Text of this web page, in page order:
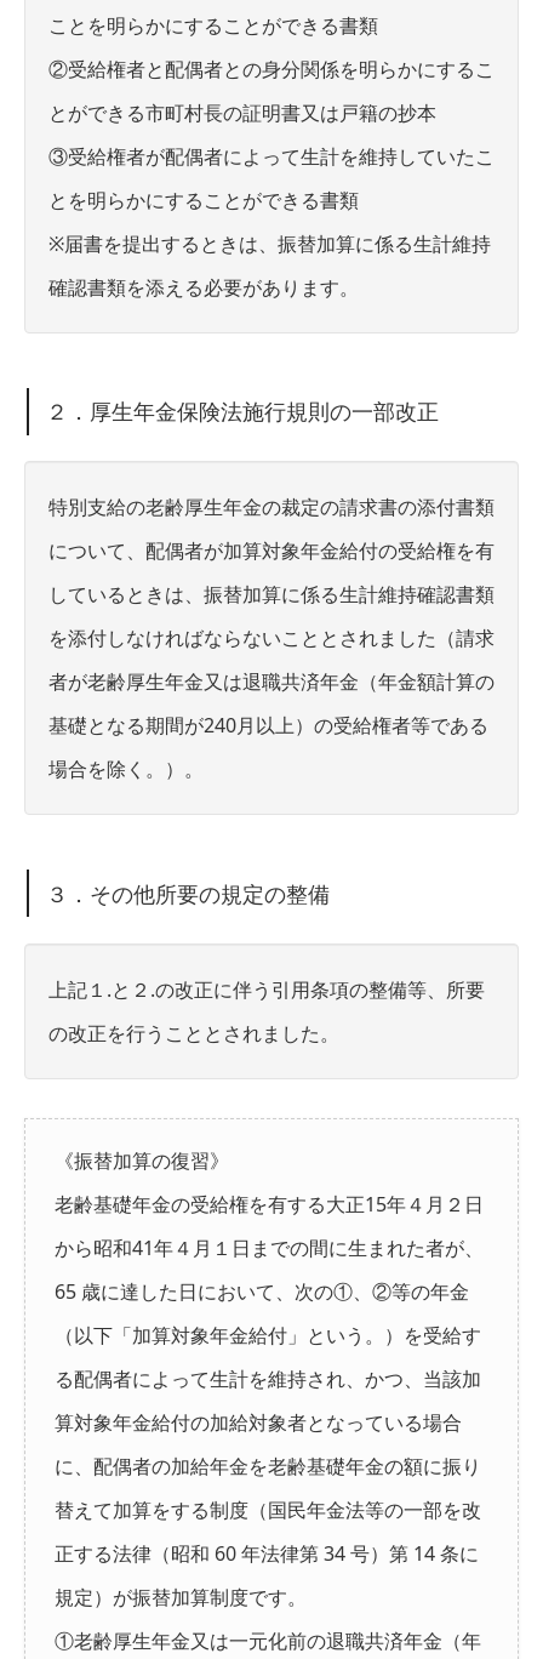
ことを明らかにすることができる書類
②受給権者と配偶者との身分関係を明らかにするこ
とができる市町村長の証明書又は戸籍の抄本
③受給権者が配偶者によって生計を維持していたこ
とを明らかにすることができる書類
※届書を提出するときは、振替加算に係る生計維持
確認書類を添える必要があります。
２．厚生年金保険法施行規則の一部改正
特別支給の老齢厚生年金の裁定の請求書の添付書類
について、配偶者が加算対象年金給付の受給権を有
しているときは、振替加算に係る生計維持確認書類
を添付しなければならないこととされました（請求
者が老齢厚生年金又は退職共済年金（年金額計算の
基礎となる期間が240月以上）の受給権者等である
場合を除く。）。
３．その他所要の規定の整備
上記１.と２.の改正に伴う引用条項の整備等、所要
の改正を行うこととされました。
《振替加算の復習》
老齢基礎年金の受給権を有する大正15年４月２日
から昭和41年４月１日までの間に生まれた者が、
65 歳に達した日において、次の①、②等の年金
（以下「加算対象年金給付」という。）を受給す
る配偶者によって生計を維持され、かつ、当該加
算対象年金給付の加給対象者となっている場合
に、配偶者の加給年金を老齢基礎年金の額に振り
替えて加算をする制度（国民年金法等の一部を改
正する法律（昭和 60 年法律第 34 号）第 14 条に
規定）が振替加算制度です。
①老齢厚生年金又は一元化前の退職共済年金（年